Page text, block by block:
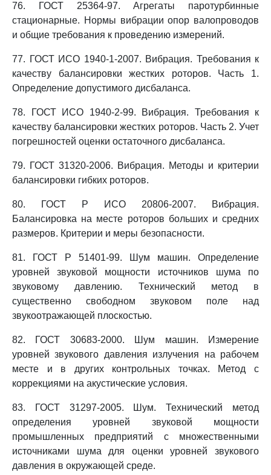
76. ГОСТ 25364-97. Агрегаты паротурбинные
стационарные. Нормы вибрации опор валопроводов
и общие требования к проведению измерений.
77. ГОСТ ИСО 1940-1-2007. Вибрация. Требования к
качеству балансировки жестких роторов. Часть 1.
Определение допустимого дисбаланса.
78. ГОСТ ИСО 1940-2-99. Вибрация. Требования к
качеству балансировки жестких роторов. Часть 2. Учет
погрешностей оценки остаточного дисбаланса.
79. ГОСТ 31320-2006. Вибрация. Методы и критерии
балансировки гибких роторов.
80. ГОСТ Р ИСО 20806-2007. Вибрация.
Балансировка на месте роторов больших и средних
размеров. Критерии и меры безопасности.
81. ГОСТ Р 51401-99. Шум машин. Определение
уровней звуковой мощности источников шума по
звуковому давлению. Технический метод в
существенно свободном звуковом поле над
звукоотражающей плоскостью.
82. ГОСТ 30683-2000. Шум машин. Измерение
уровней звукового давления излучения на рабочем
месте и в других контрольных точках. Метод с
коррекциями на акустические условия.
83. ГОСТ 31297-2005. Шум. Технический метод
определения уровней звуковой мощности
промышленных предприятий с множественными
источниками шума для оценки уровней звукового
давления в окружающей среде.